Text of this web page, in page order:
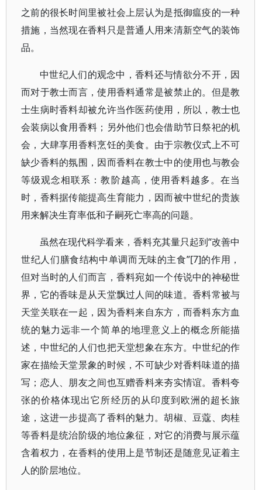
之前的很长时间里被社会上层认为是抵御瘟疫的一种
措施，当然现在香料只是普通人用来清新空气的装饰
品。
中世纪人们的观念中，香料还与情欲分不开，因
而对于教士而言，使用香料通常是被禁止的。但是教
士生病时香料却被允许当作医药使用，所以，教士也
会装病以食用香料；另外他们也会借助节日祭祀的机
会，大肆享用香料烹饪的美食。由于宗教仪式上不可
缺少香料的氛围，因而香料在教士中的使用也与教会
等级观念相联系：教阶越高，使用香料越多。在当
时，香料据传能提高生育能力，因而被中世纪的贵族
用来解决生育率低和子嗣死亡率高的问题。
虽然在现代科学看来，香料充其量只起到“改善中
世纪人们膳食结构中单调而无味的主食”[7]的作用，
但对当时的人们而言，香料宛如一个传说中的神秘世
界，它的香味是从天堂飘过人间的味道。香料常被与
天堂关联在一起，因为香料来自东方，而香料东方血
统的魅力远非一个简单的地理意义上的概念所能描
述，中世纪的人们也把天堂想象在东方。中世纪的作
家在描绘天堂景象的时候，不可缺少对香料味道的描
写；恋人、朋友之间也互赠香料来夯实情谊。香料夸
张的价格体现出它所经历的从印度到欧洲的超长旅
途，这进一步提高了香料的魅力。胡椒、豆蔻、肉桂
等香料是统治阶级的地位象征，对它的消费与展示蕴
含着权力，在香料的使用上是节制还是随意见证着主
人的阶层地位。